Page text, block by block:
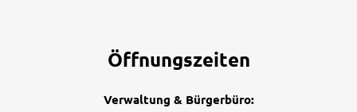
Öffnungszeiten
Verwaltung & Bürgerbüro: